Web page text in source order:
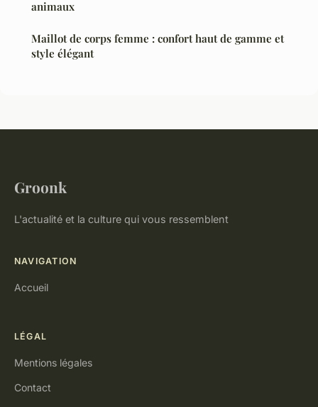
animaux
Maillot de corps femme : confort haut de gamme et
style élégant
Groonk
L'actualité et la culture qui vous ressemblent
NAVIGATION
Accueil
LÉGAL
Mentions légales
Contact